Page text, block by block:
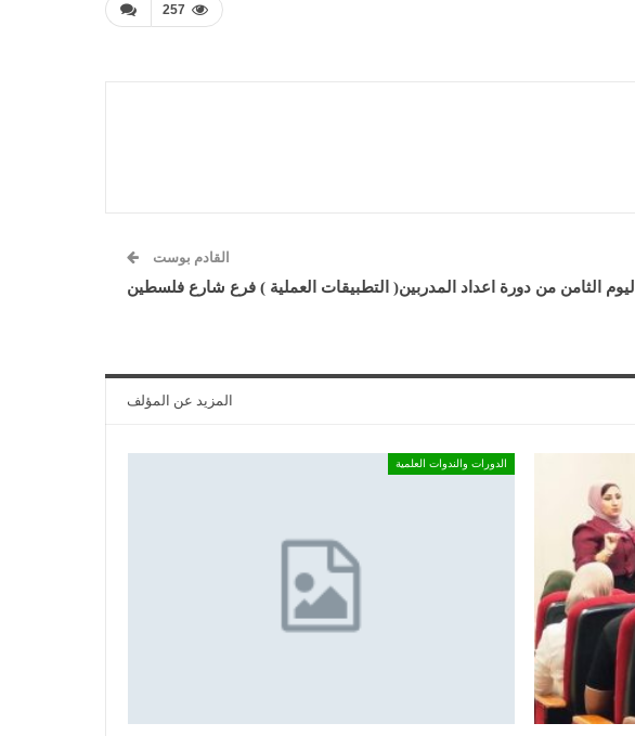
257
القادم بوست
اليوم الثامن من دورة اعداد المدربين( التطبيقات العملية ) فرع شارع فلسطين
المزيد عن المؤلف
الدورات والندوات العلمية